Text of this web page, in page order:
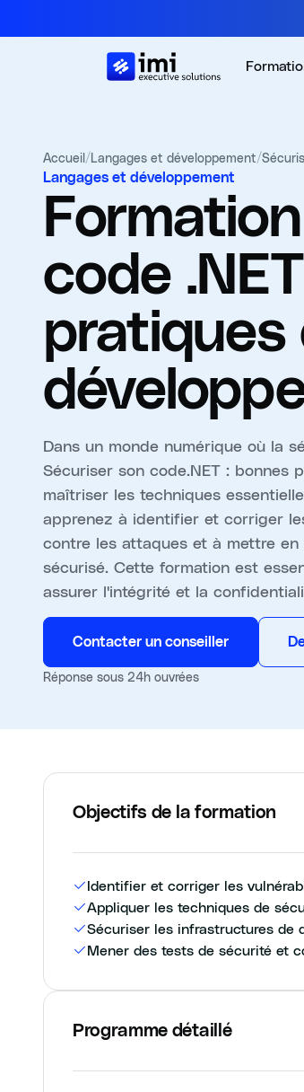
Accueil/Langages et développement/
Langages et développement
Formation
code
pratiques
Dans un monde numérique où la
Sécuriser son code.NET : bonnes
maîtriser les techniques
apprenez à identifier et corriger
contre les attaques et à mettre
sécurisé. Cette formation est
assurer l'intégrité et la
Contacter un conseiller
Réponse sous 24h ouvrées
Objectifs de la formation
Identifier et corriger les
Appliquer les techniques de
Sécuriser les infrastructures de
Mener des tests de sécurité et
Programme détaillé